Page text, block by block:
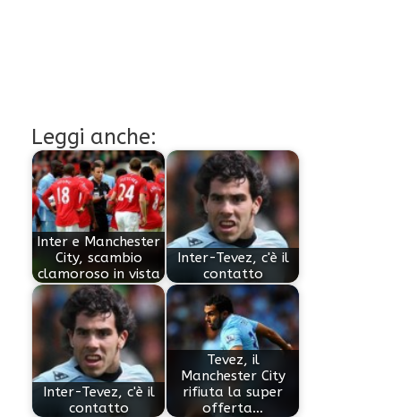
Leggi anche:
Inter e Manchester
City, scambio
clamoroso in vista
Inter-Tevez, c'è il
contatto
Inter-Tevez, c'è il
contatto
Tevez, il
Manchester City
rifiuta la super
offerta…